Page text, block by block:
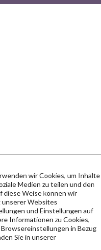
wir Cookies, um Inhalte
Medien zu teilen und den
diese Weise können wir
unserer Websites
und Einstellungen auf
Informationen zu Cookies,
in Bezug
Sie in unserer